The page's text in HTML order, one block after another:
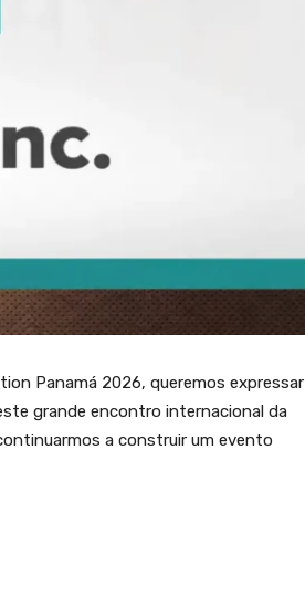
Panamá 2026, queremos expressar
grande encontro internacional da
a construir um evento